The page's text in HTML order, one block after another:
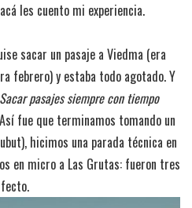
les cuento mi experiencia.
sacar un pasaje a Viedma (era
febrero) y estaba todo agotado. Y
Sacar pasajes siempre con tiempo
fue que terminamos tomando un
hicimos una parada técnica en
en micro a Las Grutas: fueron tres